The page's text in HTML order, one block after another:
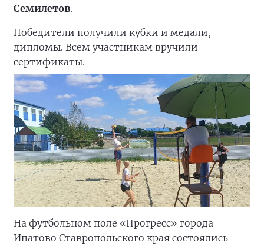
Семилетов.
Победители получили кубки и медали,
дипломы. Всем участникам вручили
сертификаты.
На футбольном поле «Прогресс» города
Ипатово Ставропольского края состоялись